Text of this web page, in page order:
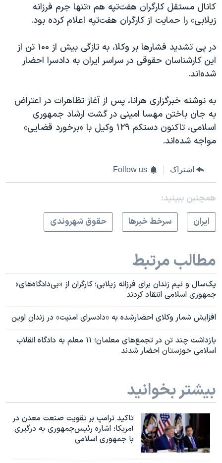
کانال مستقل کارگران هفت‌تپه هم «تنها جرم فرزانه
زیلابی» را حمایت از کارگران هفت‌تپه اعلام کرده بود.
در پی تشدید فشارها بر وکلا، به تازگی بیش از ۱۰۰ تن از
این کارشناسان حقوقی در سراسر ایران به دادسرا احضار
شده‌اند.
به نوشته خبرگزاری هرانا، پس از آغاز تظاهرات در اعتراض
به جان باختن مهسا امینی در گشت ارشاد جمهوری
اسلامی، تاکنون دستکم ۱۲۹ وکیل با «برخورد قضایی»
مواجه شده‌اند.
اشتراک Follow us
همچنبن ببینید:
ايران
سرخط خبرها حقوق شهروندی
مطالب مرتبط
یک‌سال و نیم زندان برای فرزانه زیلابی؛ کارگران از «بی‌دادگاه‌های»
جمهوری اسلامی انتقاد کردند
افزایش شمار وکلای احضارشده‌ به «دادسرای امنیت» در زندان اوین
بازداشت چند تن در تجمع‌های معلمان؛ ۱۱ معلم به دادگاه انقلاب
اسلامی خوزستان احضار شدند
بیشتر بخوانید
تاکید ترامپ بر تقویت صنعت معدن در
آمریکا؛ اشاره رئیس‌جمهوری به درگیری
با جمهوری اسلامی